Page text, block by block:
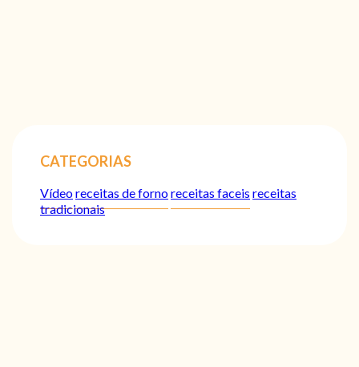
CATEGORIAS
Vídeoreceitas de fornoreceitas faceis receitas
tradicionais